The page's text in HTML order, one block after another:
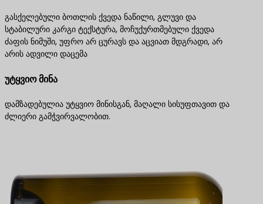
გასქელებული ბოთლის ქვედა ნაწილი, გლუვი და
სტაბილური კარგი ტექსტურა, მოჩუქურთმებული ქვედა
ძაფის ნიმუში, უფრო არ ცურავს და აცვიათ მდგრადი, არ
არის ადვილი დაცემა
უტყვიო მინა
დამზადებულია უტყვიო მინისგან, მაღალი სისუფთავით და
ძლიერი გამჭვირვალობით.